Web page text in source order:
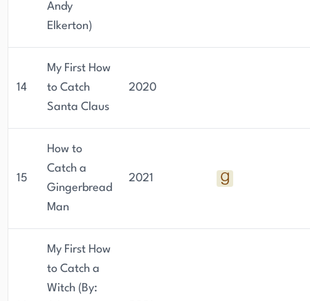
Andy
Elkerton)
14
My First How
to Catch
Santa Claus
2020
15
How to
Catch a
Gingerbread
Man
2021
My First How
to Catch a
Witch (By: